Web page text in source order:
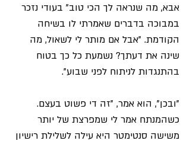
אבא, מה שנראה לך הכי טוב" בעודי נזכר
במבוכה בדברים שאמרתי לו בשיחה
הקודמת. "אבל אם מותר לי לשאול, מה
שינה את דעתך? נשמעת כל כך בטוח
בהתנגדות לניתוח לפני שבוע".
"ובכן", הוא אמר, "זה די פשוט בעצם.
כשהמנתח אמר לי שמפרצת של יותר
משישה סנטימטר היא עילה לשלילת רישיון